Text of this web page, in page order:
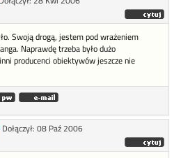
Swoją drogą, jestem pod wrażeniem
Naprawdę trzeba było dużo
producenci obiektywów jeszcze nie
Dołączył: 08 Paź 2006